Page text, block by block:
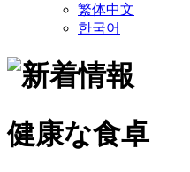
繁体中文
한국어
健康な食卓